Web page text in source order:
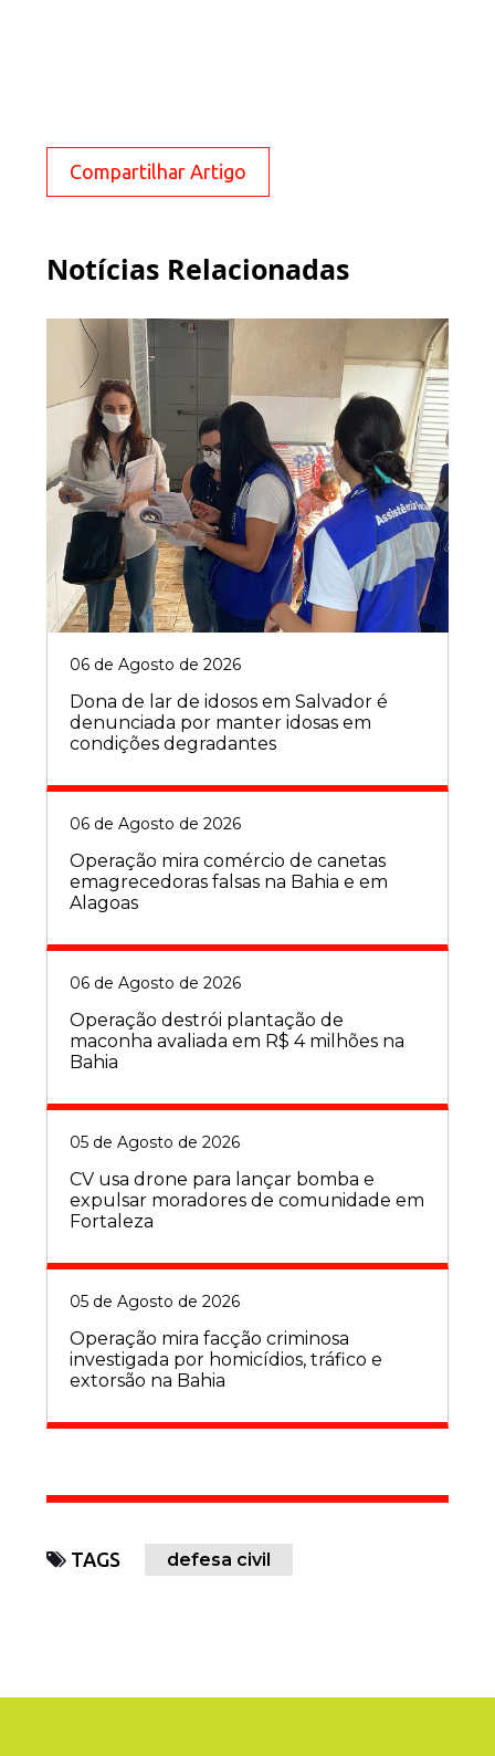
Compartilhar Artigo
Notícias Relacionadas
06 de Agosto de 2026
Dona de lar de idosos em Salvador é
denunciada por manter idosas em
condições degradantes
06 de Agosto de 2026
Operação mira comércio de canetas
emagrecedoras falsas na Bahia e em
Alagoas
06 de Agosto de 2026
Operação destrói plantação de
maconha avaliada em R$ 4 milhões na
Bahia
05 de Agosto de 2026
CV usa drone para lançar bomba e
expulsar moradores de comunidade em
Fortaleza
05 de Agosto de 2026
Operação mira facção criminosa
investigada por homicídios, tráfico e
extorsão na Bahia
TAGS defesa civil